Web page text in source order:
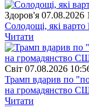
Здоров'я 07.08.2026
Солодощі, які
Читати
Свiт 07.08.2026
Трамп вдарив по
на громадянство
Читати